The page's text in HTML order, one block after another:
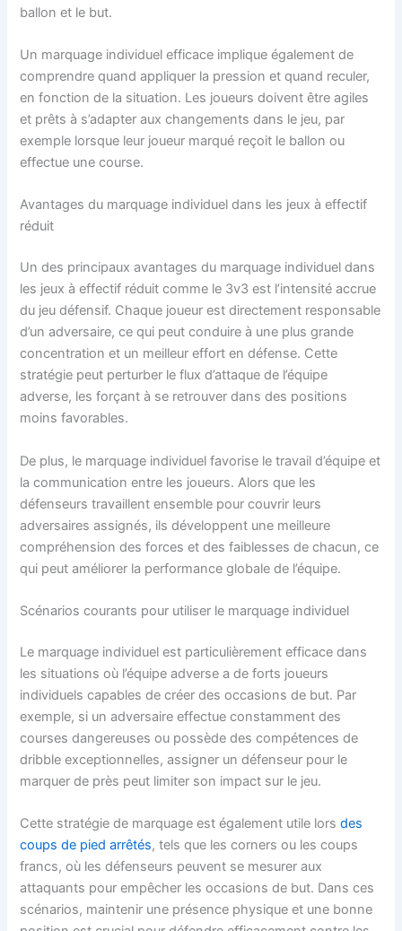
ballon et le but.
Un marquage individuel efficace implique également de
comprendre quand appliquer la pression et quand reculer,
en fonction de la situation. Les joueurs doivent être agiles
et prêts à s’adapter aux changements dans le jeu, par
exemple lorsque leur joueur marqué reçoit le ballon ou
effectue une course.
Avantages du marquage individuel dans les jeux à effectif
réduit
Un des principaux avantages du marquage individuel dans
les jeux à effectif réduit comme le 3v3 est l’intensité accrue
du jeu défensif. Chaque joueur est directement responsable
d’un adversaire, ce qui peut conduire à une plus grande
concentration et un meilleur effort en défense. Cette
stratégie peut perturber le flux d’attaque de l’équipe
adverse, les forçant à se retrouver dans des positions
moins favorables.
De plus, le marquage individuel favorise le travail d’équipe et
la communication entre les joueurs. Alors que les
défenseurs travaillent ensemble pour couvrir leurs
adversaires assignés, ils développent une meilleure
compréhension des forces et des faiblesses de chacun, ce
qui peut améliorer la performance globale de l’équipe.
Scénarios courants pour utiliser le marquage individuel
Le marquage individuel est particulièrement efficace dans
les situations où l’équipe adverse a de forts joueurs
individuels capables de créer des occasions de but. Par
exemple, si un adversaire effectue constamment des
courses dangereuses ou possède des compétences de
dribble exceptionnelles, assigner un défenseur pour le
marquer de près peut limiter son impact sur le jeu.
Cette stratégie de marquage est également utile lorsdes
coups de pied arrêtés, tels que les corners ou les coups
francs, où les défenseurs peuvent se mesurer aux
attaquants pour empêcher les occasions de but. Dans ces
scénarios, maintenir une présence physique et une bonne